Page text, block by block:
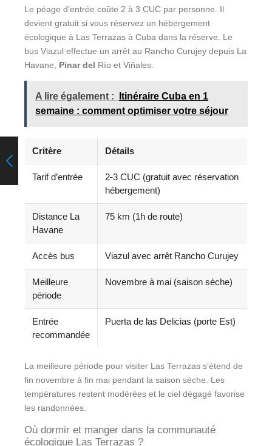
Le péage d’entrée coûte 2 à 3 CUC par personne. Il
devient gratuit si vous réservez un hébergement
écologique à Las Terrazas à Cuba dans la réserve. Le
bus Viazul effectue un arrêt au Rancho Curujey depuis La
Havane, Pinar del Río et Viñales.
A lire également :
Itinéraire Cuba en 1
semaine : comment optimiser votre séjour
Critère Détails
Tarif d’entrée
2-3 CUC (gratuit avec réservation
hébergement)
Distance La
Havane
75 km (1h de route)
Accès bus Viazul avec arrêt Rancho Curujey
Meilleure
période
Novembre à mai (saison sèche)
Entrée
recommandée
Puerta de las Delicias (porte Est)
La meilleure période pour visiter Las Terrazas s’étend de
fin novembre à fin mai pendant la saison sèche. Les
températures restent modérées et le ciel dégagé favorise
les randonnées.
Où dormir et manger dans la communauté
écologique Las Terrazas ?